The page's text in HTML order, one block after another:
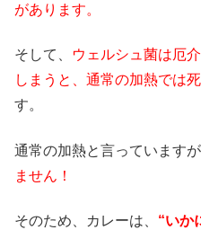
があります。
そして、
ウェルシュ菌は厄
しまうと、通常の加熱では
す。
通常の加熱と言っていますが
ません！
そのため、カレーは、 “いか